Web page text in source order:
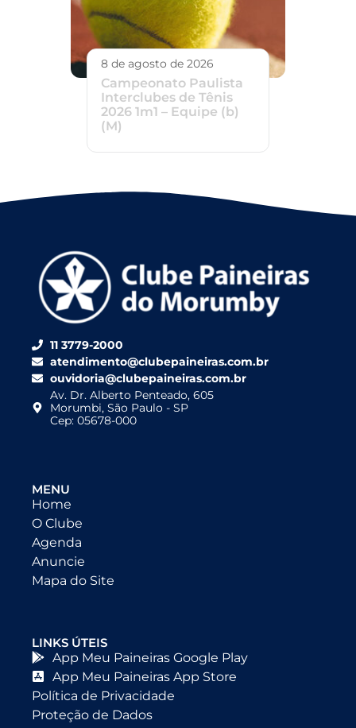
8 de agosto de 2026
Campeonato Paulista
Interclubes de Tênis
2026 1m1 – Equipe (b)
(M)
11 3779-2000
atendimento@clubepaineiras.com.br
ouvidoria@clubepaineiras.com.br
Av. Dr. Alberto Penteado, 605
Morumbi, São Paulo - SP
Cep: 05678-000
MENU
Home
O Clube
Agenda
Anuncie
Mapa do Site
LINKS ÚTEIS
App Meu Paineiras Google Play
App Meu Paineiras App Store
Política de Privacidade
Proteção de Dados